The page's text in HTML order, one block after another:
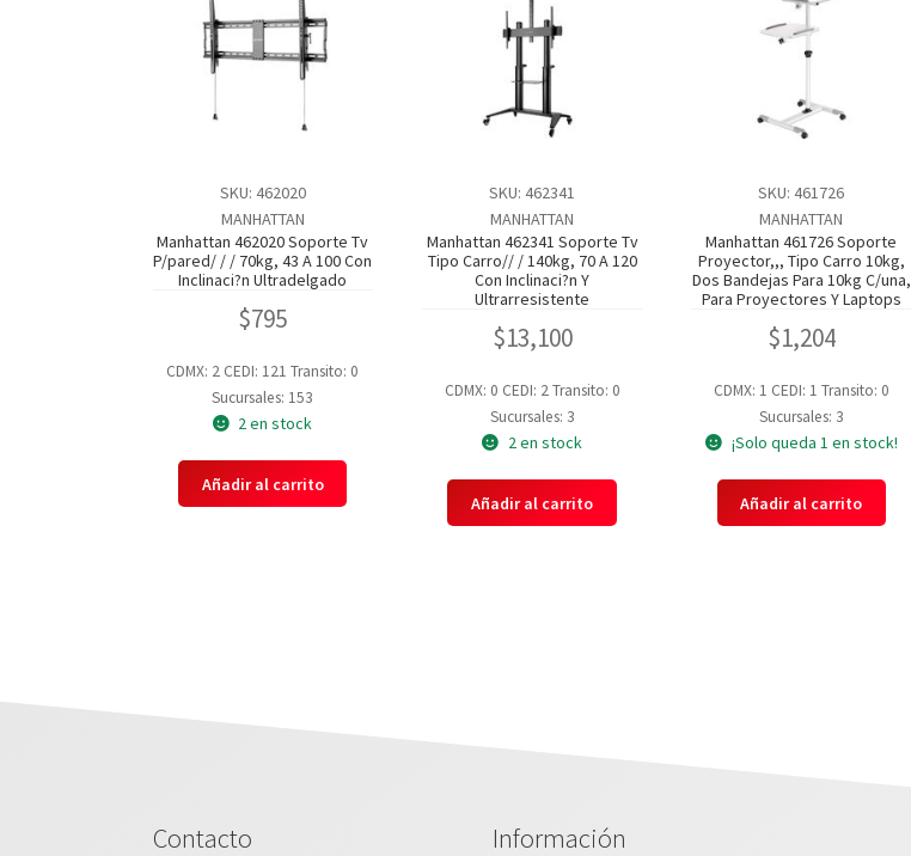
SKU: 462020
MANHATTAN
Manhattan 462020 Soporte Tv
P/pared/ / / 70kg, 43 A 100 Con
Inclinaci?n Ultradelgado
$795
CDMX: 2 CEDI: 121Transito: 0
Sucursales: 153
2 en stock
Añadir al carrito
SKU: 462341
MANHATTAN
Manhattan 462341 Soporte Tv
Tipo Carro// / 140kg, 70 A 120
Con Inclinaci?n Y
Ultrarresistente
$13,100
CDMX: 0 CEDI: 2Transito: 0
Sucursales: 3
2 en stock
Añadir al carrito
SKU: 461726
MANHATTAN
Manhattan 461726 Soporte
Proyector,,, Tipo Carro 10kg,
Dos Bandejas Para 10kg C/una,
Para Proyectores Y Laptops
$1,204
CDMX: 1 CEDI: 1 Transito: 0
Sucursales: 3
¡Solo queda 1 en stock!
Añadir al carrito
Contacto Información